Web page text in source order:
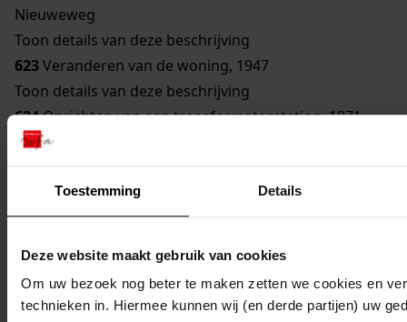
Toestemming Details
Deze website maakt gebruik van cookies
Om uw bezoek nog beter te maken zetten we cookies en
technieken in. Hiermee kunnen wij (en derde partijen) uw
Nieuweweg
Toon details van deze beschrijving
623Veranderen van de woning, 1947
Toon details van deze beschrijving
624Oprichten van een transformatorstation, 1971
Toon details van deze beschrijving
625Verbouwen van een gebouw bestemd om te
worden gebruikt als woonhuis, 1929
Toon details van deze beschrijving
Toon details van deze beschrijving
627Veranderen woning, 1962